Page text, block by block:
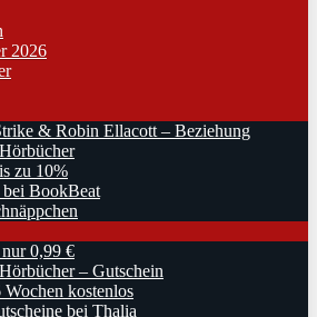
2026
& Robin Ellacott – Beziehung
zu 10%
bei BookBeat
0,99 €
– Gutschein
kostenlos
bei Thalia